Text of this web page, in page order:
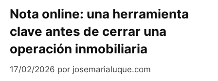
Nota online: una herramienta
clave antes de cerrar una
operación inmobiliaria
17/02/2026 por josemarialuque.com